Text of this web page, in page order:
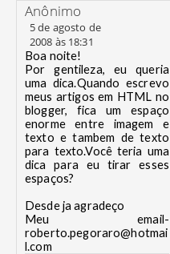
Anônimo
5 de agosto de
2008 às 18:31
Boa noite!
Por gentileza, eu queria
uma dica.Quando escrevo
meus artigos em HTML no
blogger, fica um espaço
enorme entre imagem e
texto e tambem de texto
para texto.Você teria uma
dica para eu tirar esses
espaços?
Desde ja agradeço
Meu email-
roberto.pegoraro@hotmai
l.com